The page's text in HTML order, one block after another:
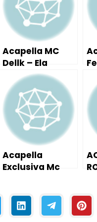
Acapella MC
Dellk – Ela
terminou
Comigo
Acapella
Exclusiva Mc
Tum